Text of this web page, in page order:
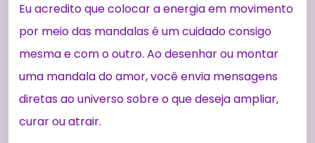
Eu acredito que colocar a energia em movimento
por meio das mandalas é um cuidado consigo
mesma e com o outro. Ao desenhar ou montar
uma mandala do amor, você envia mensagens
diretas ao universo sobre o que deseja ampliar,
curar ou atrair.